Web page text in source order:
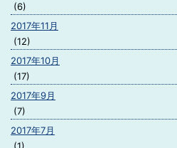
(6)
2017年11月
(12)
2017年10月
(17)
2017年9月
(7)
2017年7月